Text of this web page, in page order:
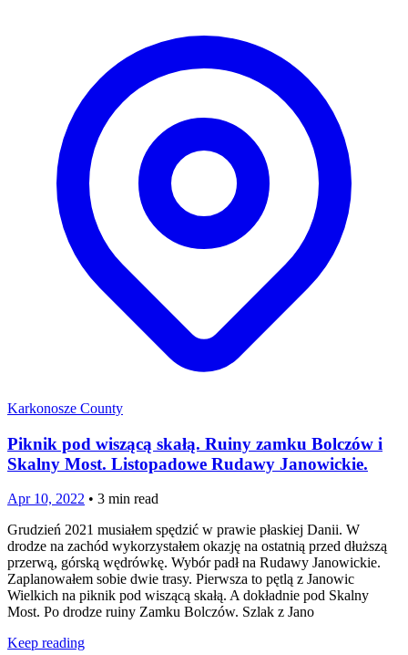
Karkonosze County
Piknik pod wiszącą skałą. Ruiny zamku Bolczów i
Skalny Most. Listopadowe Rudawy Janowickie.
Apr 10, 2022 • 3 min read
Grudzień 2021 musiałem spędzić w prawie płaskiej Danii. W
drodze na zachód wykorzystałem okazję na ostatnią przed dłuższą
przerwą, górską wędrówkę. Wybór padł na Rudawy Janowickie.
Zaplanowałem sobie dwie trasy. Pierwsza to pętlą z Janowic
Wielkich na piknik pod wiszącą skałą. A dokładnie pod Skalny
Most. Po drodze ruiny Zamku Bolczów. Szlak z Jano
Keep reading